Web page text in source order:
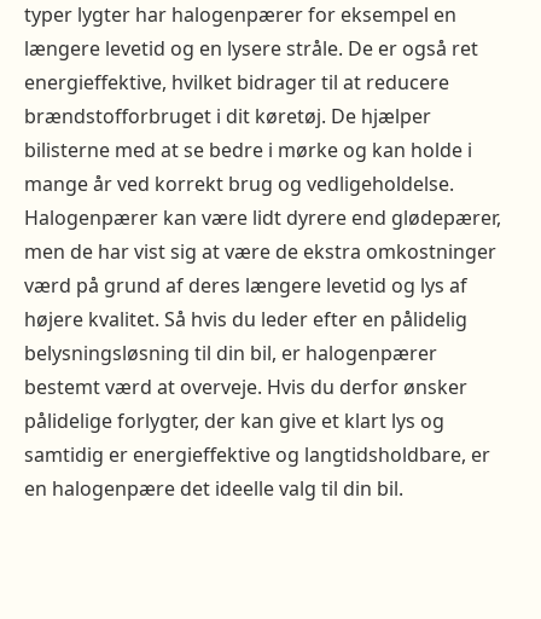
typer lygter har halogenpærer for eksempel en
længere levetid og en lysere stråle. De er også ret
energieffektive, hvilket bidrager til at reducere
brændstofforbruget i dit køretøj. De hjælper
bilisterne med at se bedre i mørke og kan holde i
mange år ved korrekt brug og vedligeholdelse.
Halogenpærer kan være lidt dyrere end glødepærer,
men de har vist sig at være de ekstra omkostninger
værd på grund af deres længere levetid og lys af
højere kvalitet. Så hvis du leder efter en pålidelig
belysningsløsning til din bil, er halogenpærer
bestemt værd at overveje. Hvis du derfor ønsker
pålidelige forlygter, der kan give et klart lys og
samtidig er energieffektive og langtidsholdbare, er
en halogenpære det ideelle valg til din bil.